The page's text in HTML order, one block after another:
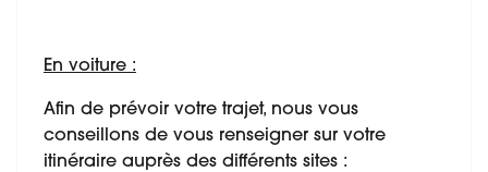
En voiture :
Afin de prévoir votre trajet, nous vous
conseillons de vous renseigner sur votre
itinéraire auprès des différents sites :